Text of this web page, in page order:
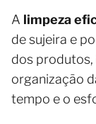
A limpeza
de sujeira e
dos produtos,
organização
tempo e o